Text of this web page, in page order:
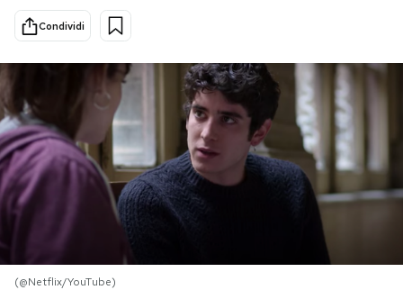
Cultura
Economia
Sport
Mondiali calcio 2026
PODCAST
NEWSLETTER
I MIEI PREFERITI
Condividi
(@Netflix/YouTube)